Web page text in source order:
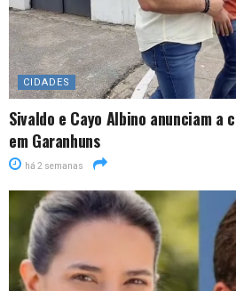
CIDADES
Sivaldo e Cayo Albino anunciam a
em Garanhuns
há 2 semanas